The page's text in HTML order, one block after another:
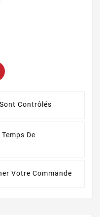
Contrôlés
De
Votre Commande